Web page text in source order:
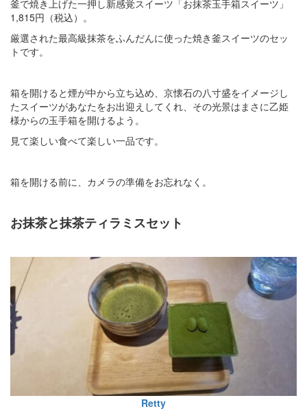
釜で焼き上げた一押し新感覚スイーツ「お抹茶玉手箱スイーツ」
1,815円（税込）。
厳選された最高級抹茶をふんだんに使った焼き釜スイーツのセッ
トです。
箱を開けると煙が中から立ち込め、京懐石の八寸盛をイメージし
たスイーツがあなたをお出迎えしてくれ、その光景はまさに乙姫
様からの玉手箱を開けるよう。
見て楽しい食べて楽しい一品です。
箱を開ける前に、カメラの準備をお忘れなく。
お抹茶と抹茶ティラミスセット
Retty